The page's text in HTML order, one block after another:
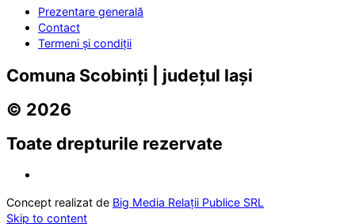
Prezentare generală
Contact
Termeni și condiții
Comuna Scobinți | județul Iași
© 2026
Toate drepturile rezervate
Concept realizat de Big Media Relații Publice SRL
Skip to content